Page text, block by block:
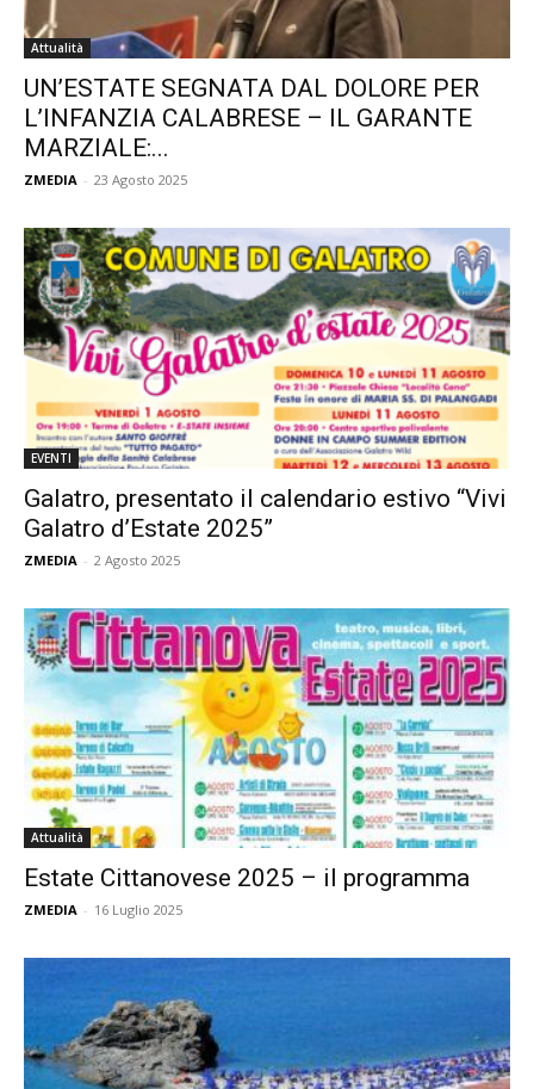
Attualità
UN’ESTATE SEGNATA DAL DOLORE PER
L’INFANZIA CALABRESE – IL GARANTE
MARZIALE:...
ZMEDIA - 23 Agosto 2025
EVENTI
Galatro, presentato il calendario estivo “Vivi
Galatro d’Estate 2025”
ZMEDIA - 2 Agosto 2025
Attualità
Estate Cittanovese 2025 – il programma
ZMEDIA - 16 Luglio 2025